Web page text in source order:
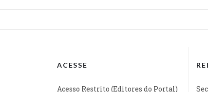
ACESSE
Acesso Restrito (Editores do Portal)